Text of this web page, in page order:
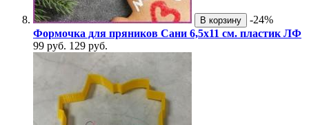
В корзину
-24%
Формочка для пряников Сани 6,5х11 см. пластик ЛФ
99 руб. 129 руб.